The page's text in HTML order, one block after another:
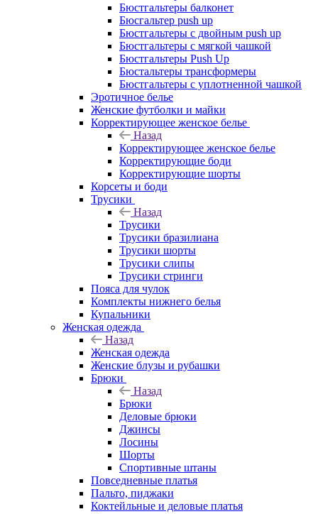
Бюстгальтеры балконет
Бюсгальтер push up
Бюстгальтеры с двойным push up
Бюстгальтеры с мягкой чашкой
Бюстгальтеры Push Up
Бюстальтеры трансформеры
Бюстгальтеры с уплотненной чашкой
Эротичное белье
Женские футболки и майки
Корректирующее женское белье
Назад
Корректирующее женское белье
Корректирующие боди
Корректирующие шорты
Корсеты и боди
Трусики
Назад
Трусики
Трусики бразилиана
Трусики шорты
Трусики слипы
Трусики стринги
Пояса для чулок
Комплекты нижнего белья
Купальники
Женская одежда
Назад
Женская одежда
Женские блузы и рубашки
Брюки
Назад
Брюки
Деловые брюки
Джинсы
Лосины
Шорты
Спортивные штаны
Повседневные платья
Пальто, пиджаки
Коктейльные и деловые платья